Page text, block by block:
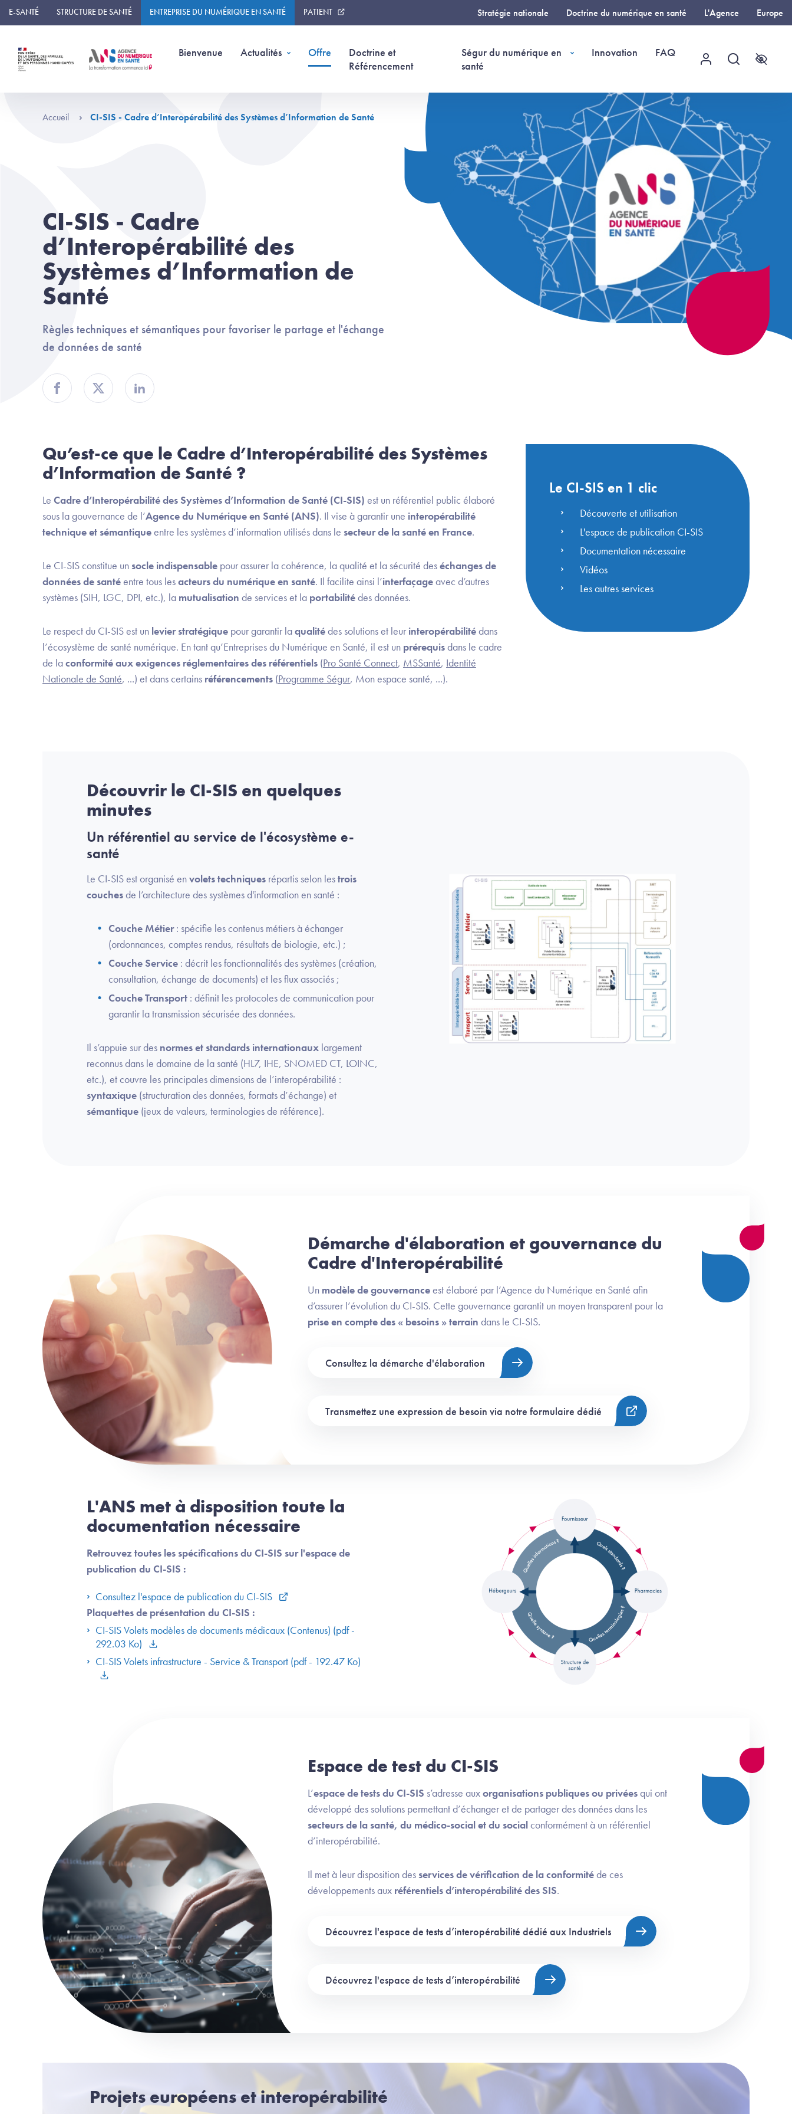
Panneau de gestion des cookies
E-SANTÉ STRUCTURE DE SANTÉ ENTREPRISE DU NUMÉRIQUE EN SANTÉ PATIENT Stratégie nationale Doctrine du numérique en santé L'Agence Europe
Bienvenue Actualités Offre(page courante)
Doctrine et
Référencement
Ségur du numérique en
santé
Innovation
FAQ
Menu utilisateur
Recherche
Accueil CI-SIS - Cadre d’Interopérabilité des Systèmes d’Information de Santé
CI-SIS - Cadre
d’Interopérabilité des
Systèmes d’Information de
Santé
Règles techniques et sémantiques pour favoriser le partage et l'échange
de données de santé
Partager sur Facebook
Partager sur TwitterPartager sur Linkedin
Qu’est-ce que le Cadre d’Interopérabilité des Systèmes
d’Information de Santé ?
Le Cadre d’Interopérabilité des Systèmes d’Information de Santé (CI-SIS) est un référentiel public élaboré
sous la gouvernance de l’Agence du Numérique en Santé (ANS). Il vise à garantir une interopérabilité
technique et sémantiqueentre les systèmes d’information utilisés dans le secteur de la santé en France.
Le CI-SIS constitue un socle indispensable pour assurer la cohérence, la qualité et la sécurité deséchanges de
données de santéentre tous lesacteurs du numérique en santé. Il facilite ainsi l’interfaçageavec d’autres
systèmes (SIH, LGC, DPI, etc.), la mutualisation de services et la portabilitédes données.
Le respect du CI-SIS est un levier stratégique pour garantir laqualitédes solutions et leur interopérabilitédans
l’écosystème de santé numérique. En tant qu’Entreprises du Numérique en Santé, il est un prérequisdans le cadre
de laconformité aux exigences réglementaires des référentiels (Pro Santé Connect, MSSanté, Identité
Nationale de Santé, ...) et dans certains référencements (Programme Ségur, Mon espace santé, ...).
Le CI-SIS en 1 clic
Découverte et utilisation
L'espace de publication CI-SIS
Documentation nécessaire
Vidéos
Les autres services
Découvrir le CI-SIS en quelques
minutes
Un référentiel au service de l'écosystème e-
santé
Le CI-SIS est organisé envolets techniques répartis selon lestrois
couchesde l’architecture des systèmes d'information en santé :
Couche Métier: spécifie les contenus métiers à échanger
(ordonnances, comptes rendus, résultats de biologie, etc.) ;
Couche Service : décrit les fonctionnalités des systèmes (création,
consultation, échange de documents) et les flux associés ;
Couche Transport : définit les protocoles de communication pour
garantir la transmission sécurisée des données.
Il s’appuie sur des normes et standards internationaux largement
reconnus dans le domaine de la santé (HL7, IHE, SNOMED CT, LOINC,
etc.), et couvre les principales dimensions de l’interopérabilité :
syntaxique (structuration des données, formats d’échange) et
sémantique (jeux de valeurs, terminologies de référence).
Démarche d'élaboration et gouvernance du
Cadre d'Interopérabilité
Un modèle de gouvernanceest élaboré par l’Agence du Numérique en Santé afin
d’assurer l’évolution du CI-SIS. Cette gouvernance garantit un moyen transparent pour la
prise en compte des « besoins » terrain dans le CI-SIS.
Consultez la démarche d'élaboration
Transmettez une expression de besoin via notre formulaire dédié
L'ANS met à disposition toute la
documentation nécessaire
Retrouvez toutes les spécifications du CI-SIS sur l'espace de
publication du CI-SIS :
Consultez l'espace de publication du CI-SIS
Plaquettes de présentation du CI-SIS :
CI-SIS Volets modèles de documents médicaux (Contenus) (pdf -
292.03 Ko)
CI-SIS Volets infrastructure - Service & Transport (pdf - 192.47 Ko)
Espace de test du CI-SIS
L’espace de tests du CI-SIS s’adresse auxorganisations publiques ou privéesqui ont
développé des solutions permettant d’échanger et de partager des données dans les
secteurs de la santé, du médico-social et du socialconformément à un référentiel
d’interopérabilité.
Il met à leur disposition des services de vérification de la conformitéde ces
développements aux référentiels d’interopérabilité des SIS.
Découvrez l'espace de tests d’interopérabilité dédié aux Industriels
Découvrez l'espace de tests d’interopérabilité
Projets européens et interopérabilité